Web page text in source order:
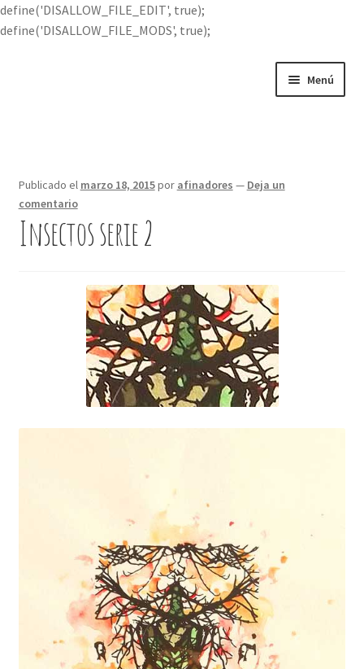
define('DISALLOW_FILE_EDIT', true);
define('DISALLOW_FILE_MODS', true);
Menú
Quién soy
Contácteme
Publicado el marzo 18, 2015por afinadores — Deja un
comentario
Insectos serie 2